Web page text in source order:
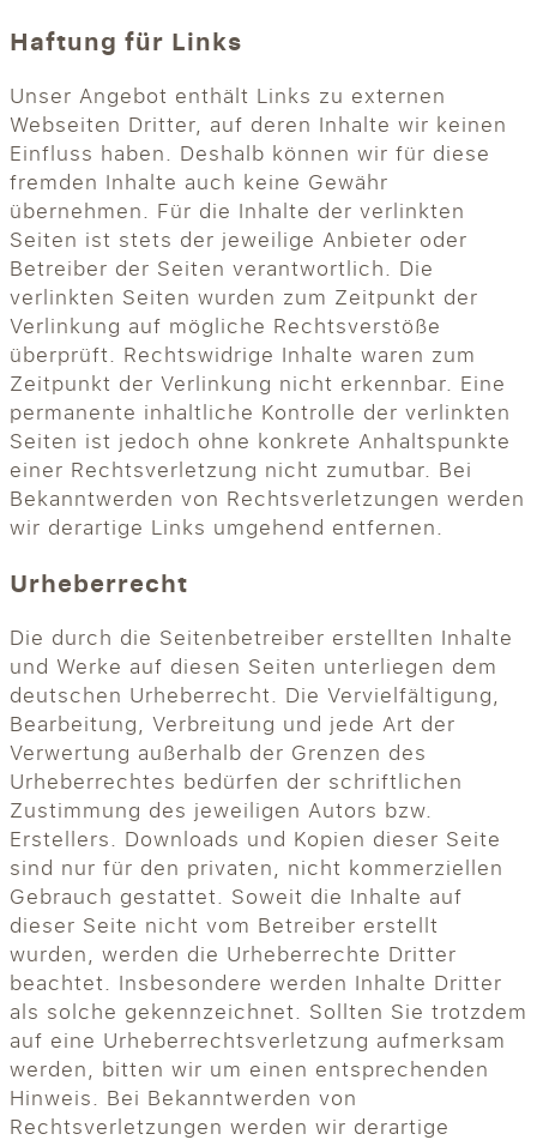
Haftung für Links
Unser Angebot enthält Links zu externen
Webseiten Dritter, auf deren Inhalte wir keinen
Einfluss haben. Deshalb können wir für diese
fremden Inhalte auch keine Gewähr
übernehmen. Für die Inhalte der verlinkten
Seiten ist stets der jeweilige Anbieter oder
Betreiber der Seiten verantwortlich. Die
verlinkten Seiten wurden zum Zeitpunkt der
Verlinkung auf mögliche Rechtsverstöße
überprüft. Rechtswidrige Inhalte waren zum
Zeitpunkt der Verlinkung nicht erkennbar. Eine
permanente inhaltliche Kontrolle der verlinkten
Seiten ist jedoch ohne konkrete Anhaltspunkte
einer Rechtsverletzung nicht zumutbar. Bei
Bekanntwerden von Rechtsverletzungen werden
wir derartige Links umgehend entfernen.
Urheberrecht
Die durch die Seitenbetreiber erstellten Inhalte
und Werke auf diesen Seiten unterliegen dem
deutschen Urheberrecht. Die Vervielfältigung,
Bearbeitung, Verbreitung und jede Art der
Verwertung außerhalb der Grenzen des
Urheberrechtes bedürfen der schriftlichen
Zustimmung des jeweiligen Autors bzw.
Erstellers. Downloads und Kopien dieser Seite
sind nur für den privaten, nicht kommerziellen
Gebrauch gestattet. Soweit die Inhalte auf
dieser Seite nicht vom Betreiber erstellt
wurden, werden die Urheberrechte Dritter
beachtet. Insbesondere werden Inhalte Dritter
als solche gekennzeichnet. Sollten Sie trotzdem
auf eine Urheberrechtsverletzung aufmerksam
werden, bitten wir um einen entsprechenden
Hinweis. Bei Bekanntwerden von
Rechtsverletzungen werden wir derartige